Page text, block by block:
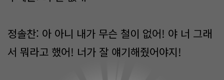
정솔찬: 아 아니 내가 무슨 철이 없어! 야 너 그래
서 뭐라고 했어! 너가 잘 얘기해줬어야지!